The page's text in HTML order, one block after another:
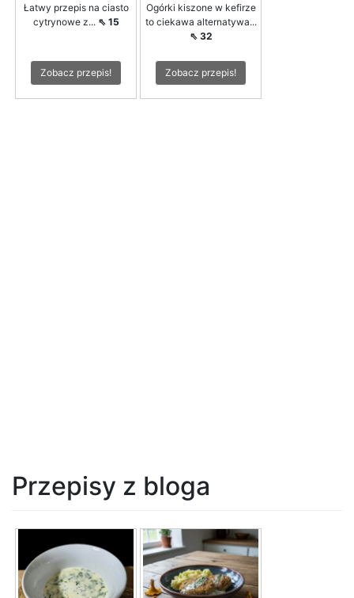
Łatwy przepis na ciasto
cytrynowe z... ⇖ 15
Zobacz przepis!
Ogórki kiszone w kefirze
to ciekawa alternatywa...
⇖ 32
Zobacz przepis!
Przepisy z bloga